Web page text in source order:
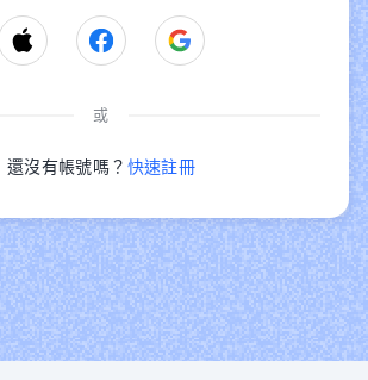
或
還沒有帳號嗎？ 快速註冊